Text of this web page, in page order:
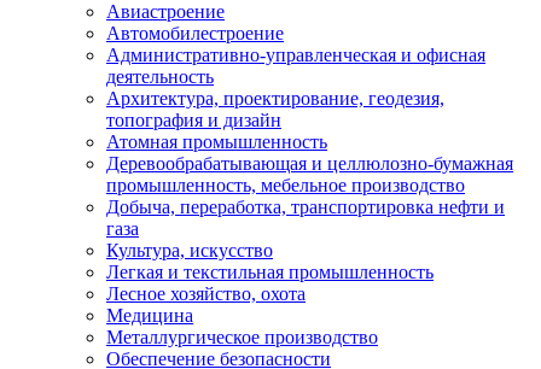
Авиастроение
Автомобилестроение
Административно-управленческая и офисная
деятельность
Архитектура, проектирование, геодезия,
топография и дизайн
Атомная промышленность
Деревообрабатывающая и целлюлозно-бумажная
промышленность, мебельное производство
Добыча, переработка, транспортировка нефти и
газа
Культура, искусство
Легкая и текстильная промышленность
Лесное хозяйство, охота
Медицина
Металлургическое производство
Обеспечение безопасности